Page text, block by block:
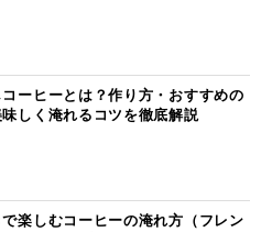
ーヒーとは？作り方・おすすめの
しく淹れるコツを徹底解説
楽しむコーヒーの淹れ方（フレン